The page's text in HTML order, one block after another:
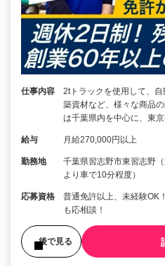
仕事内容
2tトラックを使用して、
築資材など、様々な商品
は千葉県内を中心に、東
給与 月給270,000円以上
勤務地
千葉県習志野市東習志野
より車で10分程度）
応募資格
普通免許以上、未経験
も応相談！
後で見る